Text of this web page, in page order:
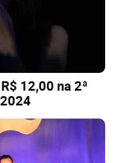
12,00 na 2ª